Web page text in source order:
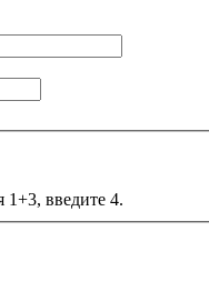
1+3, введите 4.